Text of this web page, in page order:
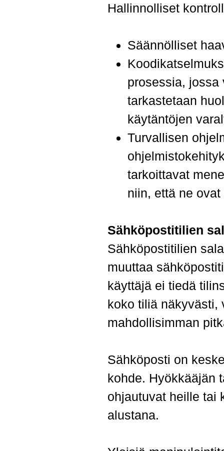
Hallinnolliset
Säännölliset
prosessia, jossa
tarkastetaan
käytäntöjen
Turvallisen
tarkoittavat
niin, että ne
Sähköpostitilien
Sähköpostitilien
muuttaa
käyttäjä ei tiedä
koko tiliä näkyvästi,
mahdollisimman
Sähköposti on
kohde. Hyökkääjän
ohjautuvat heille tai
alustana.